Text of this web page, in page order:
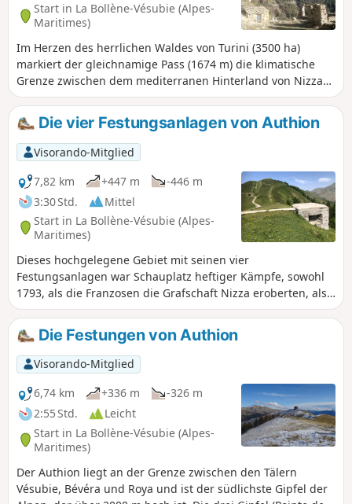
Start in La Bollène-Vésubie (Alpes-
Maritimes)
Im Herzen des herrlichen Waldes von Turini (3500 ha)
markiert der gleichnamige Pass (1674 m) die klimatische
Grenze zwischen dem mediterranen Hinterland von Nizza
und dem bergigen „Haut-Pays”. Die Olivenhaine weichen
Tannen-, Buchen- und Lärchenwäldern, die im Herbst in
leuchtenden Farben erstrahlen. Auf dieser Rundwanderung
genießen Sie herrliche Ausblicke auf die gesamte Region,
den Mounier, die Cime du Diable, das Vallon de la Maïris...
Die vier Festungsanlagen von Authion
Visorando-Mitglied
7,82 km
+447 m
-446 m
3:30 Std.
Mittel
Start in La Bollène-Vésubie (Alpes-
Maritimes)
Dieses hochgelegene Gebiet mit seinen vier
Festungsanlagen war Schauplatz heftiger Kämpfe, sowohl
1793, als die Franzosen die Grafschaft Nizza eroberten, als
auch im April 1945, als hier eine der letzten Schlachten
zwischen der deutschen Armee und den Alliierten
stattfand. Die Stein- und Zementbauten mit ihren
zahlreichen Einschusslöchern von Kanonen und
Feuerwaffen zeugen von der Gewalt dieser letzten
Auseinandersetzungen.
Die Festungen von Authion
Visorando-Mitglied
6,74 km
+336 m
-326 m
2:55 Std.
Leicht
Start in La Bollène-Vésubie (Alpes-
Maritimes)
Der Authion liegt an der Grenze zwischen den Tälern
Vésubie, Bévéra und Roya und ist der südlichste Gipfel der